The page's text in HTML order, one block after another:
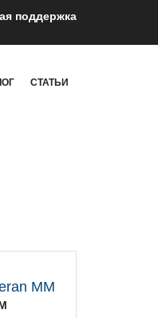
поддержка
СТАТЬИ